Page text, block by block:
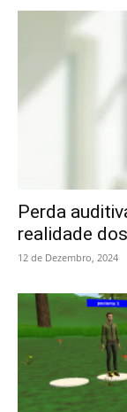
Perda
realidade
12 de Dezembro, 2024